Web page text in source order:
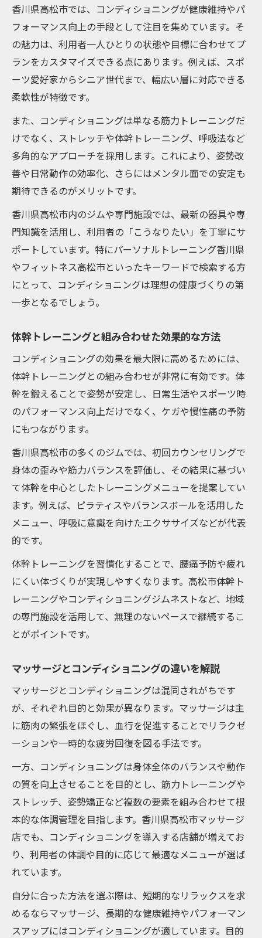
方法
高松市のジムで受ける最新のボディケア事
情
パーソナルトレーニングで目指す理想の体
調
口コミから見るマッサージと運動の効果
継続的なケアで理想のコンディションへ
コンディショニングで継続的な体調維持を
実現
高松市のジム選びで失敗しないコツを紹介
ント
体調管理を続けるためのモチベーション維
持術
定期的なケアで実感できる体調の変化とは
健康維持に役立つ最新の体調管理ポイント
ト
プロによる体調管理アドバイスの重要性
高松市で体幹トレーニングを始めるメリッ
ト
マッサージと併用した健康維持の方法
専門施設が教える体調管理の基本ステップ
香川県高松市では、コンディショニングが健康維持やパ
フォーマンス向上の手段として注目を集めています。そ
の魅力は、利用者一人ひとりの状態や目標に合わせてプ
ランをカスタマイズできる点にあります。例えば、スポ
ーツ愛好家からシニア世代まで、幅広い層に対応できる
柔軟性が特徴です。
また、コンディショニングは単なる筋力トレーニングだ
けでなく、ストレッチや体幹トレーニング、呼吸法など
多角的なアプローチを採用します。これにより、姿勢改
善や日常動作の効率化、さらにはメンタル面での安定も
期待できるのがメリットです。
香川県高松市内のジムや専門施設では、最新の器具や専
門知識を活用し、利用者の「こうなりたい」を丁寧にサ
ポートしています。特にパーソナルトレーニング香川県
やフィットネス高松市といったキーワードで検索する方
にとって、コンディショニングは理想の健康づくりの第
一歩となるでしょう。
体幹トレーニングと組み合わせた効果的な方法
コンディショニングの効果を最大限に高めるためには、
体幹トレーニングとの組み合わせが非常に有効です。体
幹を鍛えることで姿勢が安定し、日常生活やスポーツ時
のパフォーマンス向上だけでなく、ケガや慢性痛の予防
にもつながります。
香川県高松市の多くのジムでは、初回カウンセリングで
身体の歪みや筋力バランスを評価し、その結果に基づい
て体幹を中心としたトレーニングメニューを提案してい
ます。例えば、ピラティスやバランスボールを活用した
メニュー、呼吸に意識を向けたエクササイズなどが代表
的です。
体幹トレーニングを習慣化することで、腰痛予防や疲れ
にくい体づくりが実現しやすくなります。高松市体幹ト
レーニングやコンディショニングジムネストなど、地域
の専門施設を活用して、無理のないペースで継続するこ
とがポイントです。
マッサージとコンディショニングの違いを解説
マッサージとコンディショニングは混同されがちです
が、それぞれ目的と効果が異なります。マッサージは主
に筋肉の緊張をほぐし、血行を促進することでリラクゼ
ーションや一時的な疲労回復を図る手法です。
一方、コンディショニングは身体全体のバランスや動作
の質を向上させることを目的とし、筋力トレーニングや
ストレッチ、姿勢矯正など複数の要素を組み合わせて根
本的な体調管理を目指します。香川県高松市マッサージ
店でも、コンディショニングを導入する店舗が増えてお
り、利用者の体調や目的に応じて最適なメニューが選ば
れています。
自分に合った方法を選ぶ際は、短期的なリラックスを求
めるならマッサージ、長期的な健康維持やパフォーマン
スアップにはコンディショニングが適しています。目的